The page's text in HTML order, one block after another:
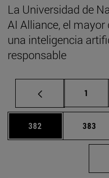
La Universidad de
AI Alliance, el
una inteligencia
responsable
Página
1
Página
382 Página
383